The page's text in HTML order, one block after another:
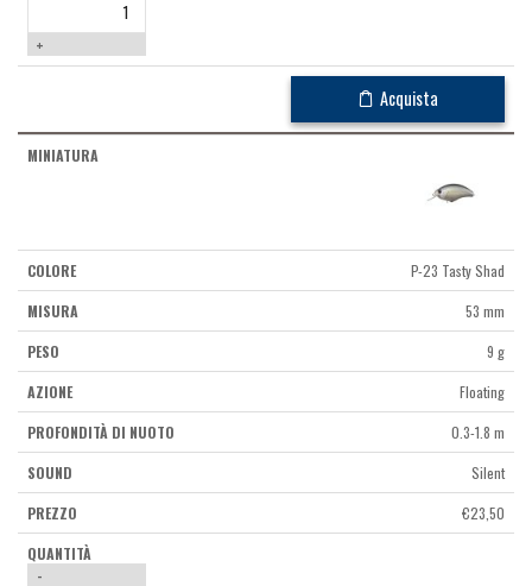
+
Acquista
P-23 Tasty Shad
53 mm
9 g
Floating
0.3-1.8 m
Silent
€23,50
-